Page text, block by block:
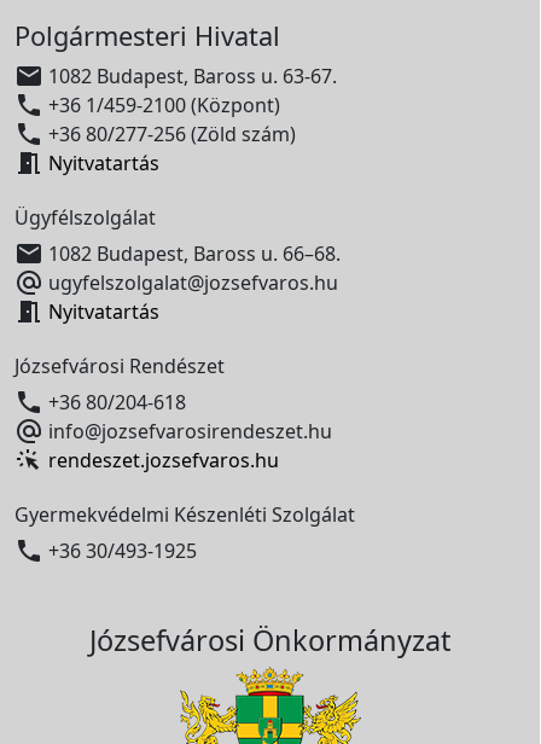
Polgármesteri Hivatal
 1082 Budapest, Baross u. 63-67.
 +36 1/459-2100 (Központ)
 +36 80/277-256 (Zöld szám)
 Nyitvatartás
Ügyfélszolgálat
 1082 Budapest, Baross u. 66–68.
 ugyfelszolgalat@jozsefvaros.hu
 Nyitvatartás
Józsefvárosi Rendészet
 +36 80/204-618
 info@jozsefvarosirendeszet.hu
rendeszet.jozsefvaros.hu
Gyermekvédelmi Készenléti Szolgálat
 +36 30/493-1925
Józsefvárosi Önkormányzat